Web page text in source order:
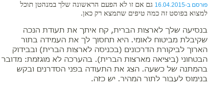
פורסם ב-16.04.2015
גם אם זו לא הפעם הראשונה שלך במנהטן תוכל
למצוא בפוסט זה כמה טיפים שתמצא רק כאן.
בנסיעה שלך לארצות הברית, קח איתך את תעודת הנכה
שקיבלת מביטוח לאומי. היא תחסוך לך את העמידה בתור
הארוך לביקורת הדרכונים (בכניסה לארצות הברית) ובבידוק
הבטחוני (ביציאה מארצות הברית). בהערכה לא מוגזמת: מדובר
בהמתנה של כשעה. הצג את התעודה בפני הסדרנים ובקש
בנימוס לעבור לתור המהיר. יש כזה.